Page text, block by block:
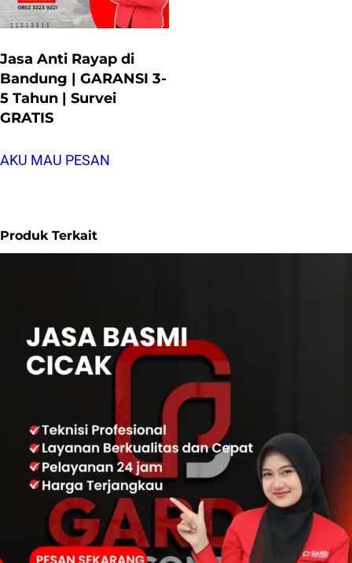
Jasa Anti Rayap di
Bandung | GARANSI 3-
5 Tahun | Survei
GRATIS
AKU MAU PESAN
Produk Terkait